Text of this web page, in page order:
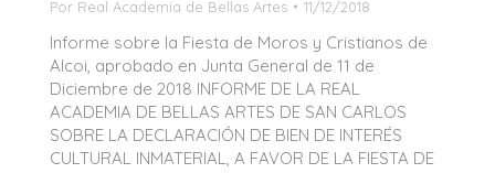
Por Real Academia de Bellas Artes 11/12/2018
Informe sobre la Fiesta de Moros y Cristianos de
Alcoi, aprobado en Junta General de 11 de
Diciembre de 2018 INFORME DE LA REAL
ACADEMIA DE BELLAS ARTES DE SAN CARLOS
SOBRE LA DECLARACIÓN DE BIEN DE INTERÉS
CULTURAL INMATERIAL, A FAVOR DE LA FIESTA DE